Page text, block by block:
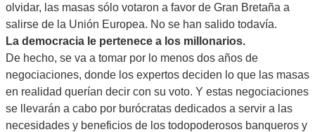
olvidar, las masas sólo votaron a favor de Gran Bretaña a
salirse de la Unión Europea. No se han salido todavía.
La democracia le pertenece a los millonarios.
De hecho, se va a tomar por lo menos dos años de
negociaciones, donde los expertos deciden lo que las masas
en realidad querían decir con su voto. Y estas negociaciones
se llevarán a cabo por burócratas dedicados a servir a las
necesidades y beneficios de los todopoderosos banqueros y